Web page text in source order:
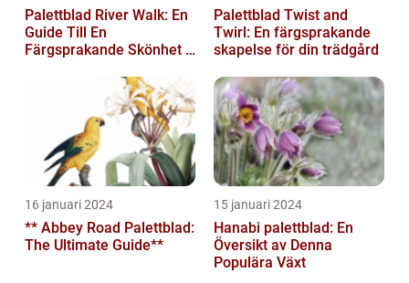
Palettblad River Walk: En
Guide Till En
Färgsprakande Skönhet I
Palettblad Twist and
Twirl: En färgsprakande
skapelse för din trädgård
16 januari 2024
** Abbey Road Palettblad:
The Ultimate Guide**
15 januari 2024
Hanabi palettblad: En
Översikt av Denna
Populära Växt